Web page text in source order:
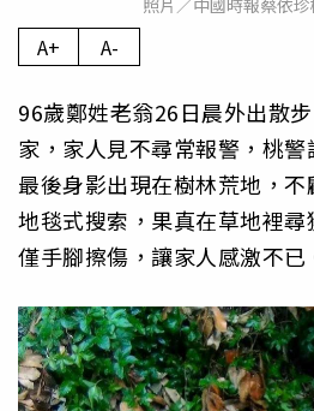
照片／中國時報蔡依珍
A+ A-
96歲鄭姓老翁26日晨外出散
家，家人見不尋常報警，桃
最後身影出現在樹林荒地，
地毯式搜索，果真在草地裡
僅手腳擦傷，讓家人感激不已